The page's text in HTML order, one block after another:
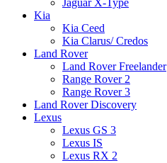
Kia
Kia Ceed
Kia Clarus/ Credos
Land Rover
Land Rover Freelander
Range Rover 2
Range Rover 3
Land Rover Discovery
Lexus
Lexus GS 3
Lexus IS
Lexus RX 2